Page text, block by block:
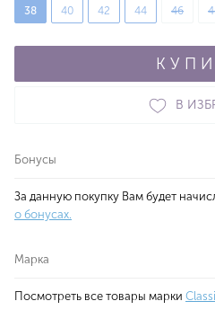
38 40 42 44 46
В
Бонусы
За данную покупку Вам будет
о бонусах.
Марка
Посмотреть все товары марки